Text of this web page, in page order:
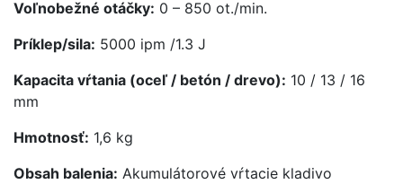
Voľnobežné otáčky: 0 – 850 ot./min.
Príklep/sila: 5000 ipm /1.3 J
Kapacita vŕtania (oceľ / betón / drevo): 10 / 13 / 16
mm
Hmotnosť: 1,6 kg
Obsah balenia: Akumulátorové vŕtacie kladivo